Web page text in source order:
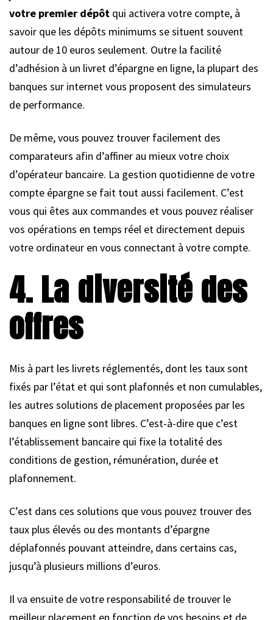
votre premier dépôt qui activera votre compte, à
savoir que les dépôts minimums se situent souvent
autour de 10 euros seulement. Outre la facilité
d’adhésion à un livret d’épargne en ligne, la plupart des
banques sur internet vous proposent des simulateurs
de performance.
De même, vous pouvez trouver facilement des
comparateurs afin d’affiner au mieux votre choix
d’opérateur bancaire. La gestion quotidienne de votre
compte épargne se fait tout aussi facilement. C’est
vous qui êtes aux commandes et vous pouvez réaliser
vos opérations en temps réel et directement depuis
votre ordinateur en vous connectant à votre compte.
4. La diversité des
offres
Mis à part les livrets réglementés, dont les taux sont
fixés par l’état et qui sont plafonnés et non cumulables,
les autres solutions de placement proposées par les
banques en ligne sont libres. C’est-à-dire que c’est
l’établissement bancaire qui fixe la totalité des
conditions de gestion, rémunération, durée et
plafonnement.
C’est dans ces solutions que vous pouvez trouver des
taux plus élevés ou des montants d’épargne
déplafonnés pouvant atteindre, dans certains cas,
jusqu’à plusieurs millions d’euros.
Il va ensuite de votre responsabilité de trouver le
meilleur placement en fonction de vos besoins et de